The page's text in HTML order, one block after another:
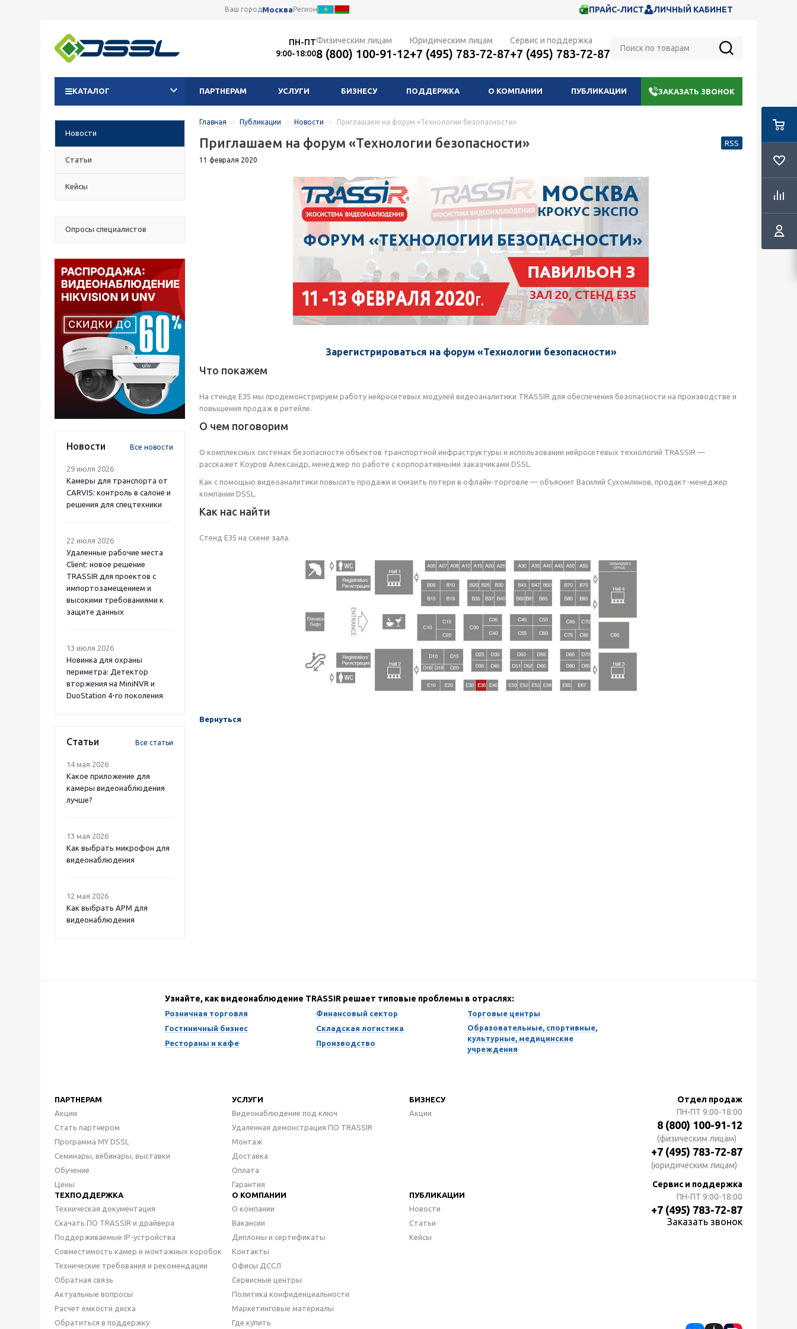
Ваш городМоскваРегион ПРАЙС-ЛИСТ ЛИЧНЫЙ КАБИНЕТ
ПН-ПТ
9:00-18:00
Физическим лицам
8 (800) 100-91-12
Юридическим лицам
+7 (495) 783-72-87
Сервис и поддержка
+7 (495) 783-72-87
КАТАЛОГ ПАРТНЕРАМ УСЛУГИ БИЗНЕСУ ПОДДЕРЖКА О КОМПАНИИ ПУБЛИКАЦИИ ЗАКАЗАТЬ ЗВОНОК
Новости
Статьи
Кейсы
Опросы специалистов
Новости Все новости
29 июля 2026
Камеры для транспорта от
CARVIS: контроль в салоне и
решения для спецтехники
22 июля 2026
Удаленные рабочие места
Client: новое решение
TRASSIR для проектов с
импортозамещением и
высокими требованиями к
защите данных
13 июля 2026
Новинка для охраны
периметра: Детектор
вторжения на MiniNVR и
DuoStation 4-го поколения
Статьи Все статьи
14 мая 2026
Какое приложение для
камеры видеонаблюдения
лучше?
13 мая 2026
Как выбрать микрофон для
видеонаблюдения
12 мая 2026
Как выбрать APM для
видеонаблюдения
Главная - Публикации - Новости - Приглашаем на форум «Технологии безопасности»
Приглашаем на форум «Технологии безопасности» RSS
11 февраля 2020
Зарегистрироваться на форум «Технологии безопасности»
Что покажем
На стенде Е35 мы продемонстрируем работу нейросетевых модулей видеоаналитики TRASSIR для обеспечения безопасности на производстве и
повышения продаж в ритейле.
О чем поговорим
О комплексных системах безопасности объектов транспортной инфраструктуры и использовании нейросетевых технологий TRASSIR —
расскажет Коуров Александр, менеджер по работе с корпоративными заказчиками DSSL.
Как с помощью видеоаналитики повысить продажи и снизить потери в офлайн-торговле — объяснит Василий Сухомлинов, продакт-менеджер
компании DSSL.
Как нас найти
Стенд Е35 на схеме зала.
Вернуться
Узнайте, как видеонаблюдение TRASSIR решает типовые проблемы в отраслях:
Розничная торговля
Гостиничный бизнес
Рестораны и кафе
Финансовый сектор
Складская логистика
Производство
Торговые центры
Образовательные, спортивные,
культурные, медицинские
учреждения
ПАРТНЕРАМ
Акции
Стать партнером
Программа MY DSSL
Семинары, вебинары, выставки
Обучение
Цены
УСЛУГИ
Видеонаблюдение под ключ
Удаленная демонстрация ПО TRASSIR
Монтаж
Доставка
Оплата
Гарантия
БИЗНЕСУ
Акции
ТЕХПОДДЕРЖКА
Техническая документация
Скачать ПО TRASSIR и драйвера
Поддерживаемые IP-устройства
Совместимость камер и монтажных коробок
Технические требования и рекомендации
Обратная связь
Актуальные вопросы
Расчет емкости диска
Обратиться в поддержку
О КОМПАНИИ
О компании
Вакансии
Дипломы и сертификаты
Контакты
Офисы ДССЛ
Сервисные центры
Политика конфиденциальности
Маркетинговые материалы
Где купить
ПУБЛИКАЦИИ
Новости
Статьи
Кейсы
Отдел продаж
ПН-ПТ 9:00-18:00
8 (800) 100-91-12
(физическим лицам)
+7 (495) 783-72-87
(юридическим лицам)
Сервис и поддержка
ПН-ПТ 9:00-18:00
+7 (495) 783-72-87
Заказать звонок